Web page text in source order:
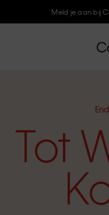
Meld je aan bij
Tot